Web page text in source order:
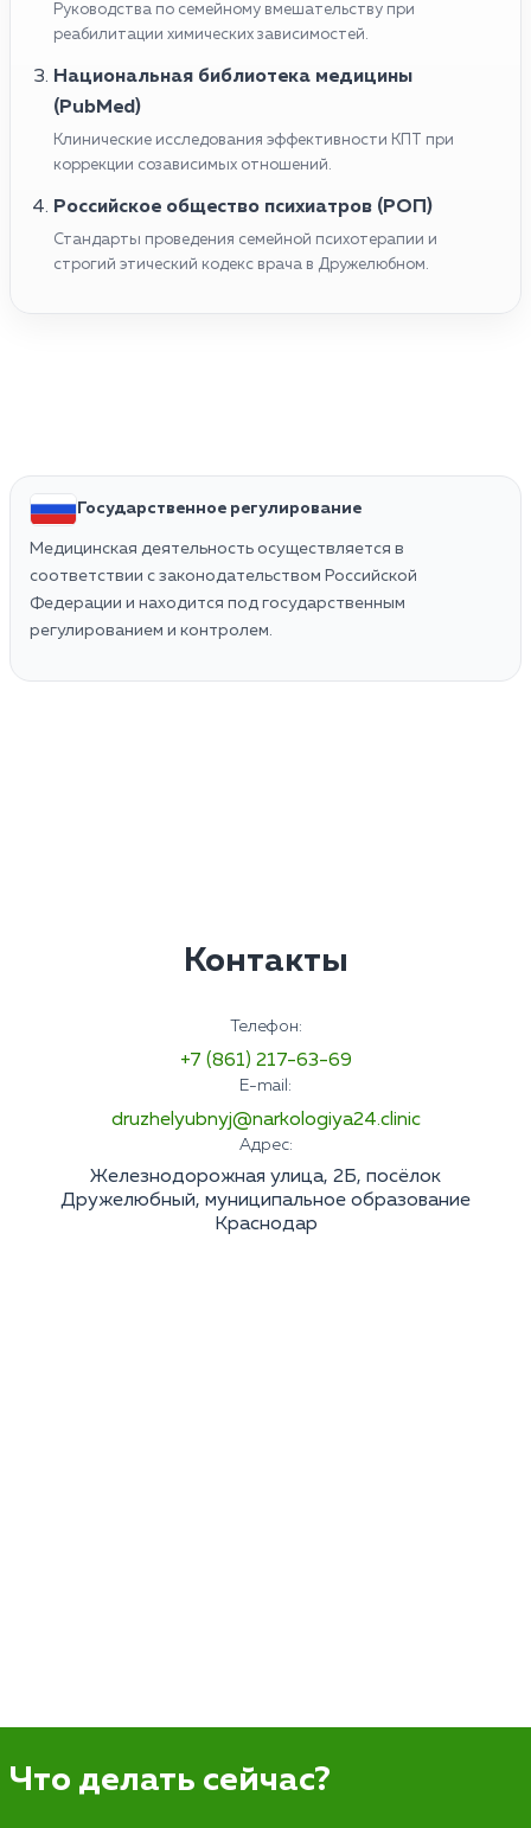
Руководства по семейному вмешательству при
реабилитации химических зависимостей.
Национальная библиотека медицины
(PubMed)
Клинические исследования эффективности КПТ при
коррекции созависимых отношений.
Российское общество психиатров (РОП)
Стандарты проведения семейной психотерапии и
строгий этический кодекс врача в Дружелюбном.
Государственное регулирование
Медицинская деятельность осуществляется в
соответствии с законодательством Российской
Федерации и находится под государственным
регулированием и контролем.
Контакты
Телефон:
+7 (861) 217-63-69
E-mail:
druzhelyubnyj@narkologiya24.clinic
Адрес:
Железнодорожная улица, 2Б, посёлок
Дружелюбный, муниципальное образование
Краснодар
Что делать сейчас?